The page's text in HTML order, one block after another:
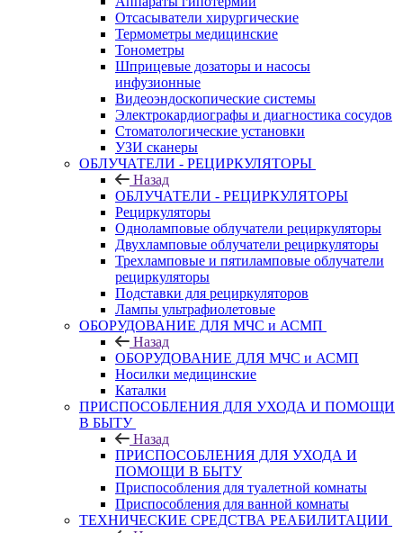
Отсасыватели хирургические
Термометры медицинские
Тонометры
Шприцевые дозаторы и насосы
инфузионные
Видеоэндоскопические системы
Электрокардиографы и диагностика сосудов
Стоматологические установки
УЗИ сканеры
ОБЛУЧАТЕЛИ - РЕЦИРКУЛЯТОРЫ
Назад
ОБЛУЧАТЕЛИ - РЕЦИРКУЛЯТОРЫ
Рециркуляторы
Одноламповые облучатели рециркуляторы
Двухламповые облучатели рециркуляторы
Трехламповые и пятиламповые облучатели
рециркуляторы
Подставки для рециркуляторов
Лампы ультрафиолетовые
ОБОРУДОВАНИЕ ДЛЯ МЧС и АСМП
Назад
ОБОРУДОВАНИЕ ДЛЯ МЧС и АСМП
Носилки медицинские
Каталки
ПРИСПОСОБЛЕНИЯ ДЛЯ УХОДА И ПОМОЩИ
В БЫТУ
Назад
ПРИСПОСОБЛЕНИЯ ДЛЯ УХОДА И
ПОМОЩИ В БЫТУ
Приспособления для туалетной комнаты
Приспособления для ванной комнаты
ТЕХНИЧЕСКИЕ СРЕДСТВА РЕАБИЛИТАЦИИ